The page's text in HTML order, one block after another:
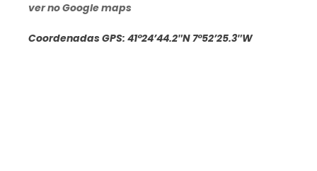
ver no Google maps
Coordenadas GPS: 41°24’44.2″N 7°52’25.3″W